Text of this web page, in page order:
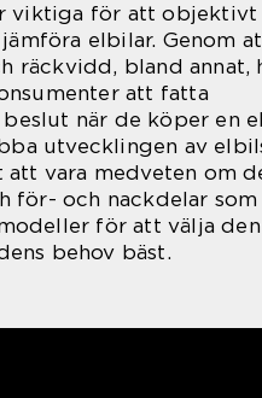
viktiga för att objektivt
elbilar. Genom
räckvidd, bland annat,
att fatta
när de köper en
utvecklingen av
vara medveten om
för- och nackdelar som
för att välja den
behov bäst.